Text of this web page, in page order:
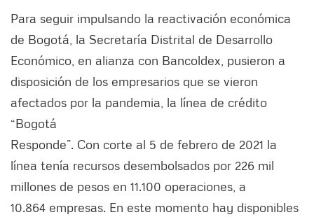
Para seguir impulsando la reactivación económica
de Bogotá, la Secretaría Distrital de Desarrollo
Económico, en alianza con Bancoldex, pusieron a
disposición de los empresarios que se vieron
afectados por la pandemia, la línea de crédito
“Bogotá
Responde”. Con corte al 5 de febrero de 2021 la
línea tenía recursos desembolsados por 226 mil
millones de pesos en 11.100 operaciones, a
10.864 empresas. En este momento hay disponibles